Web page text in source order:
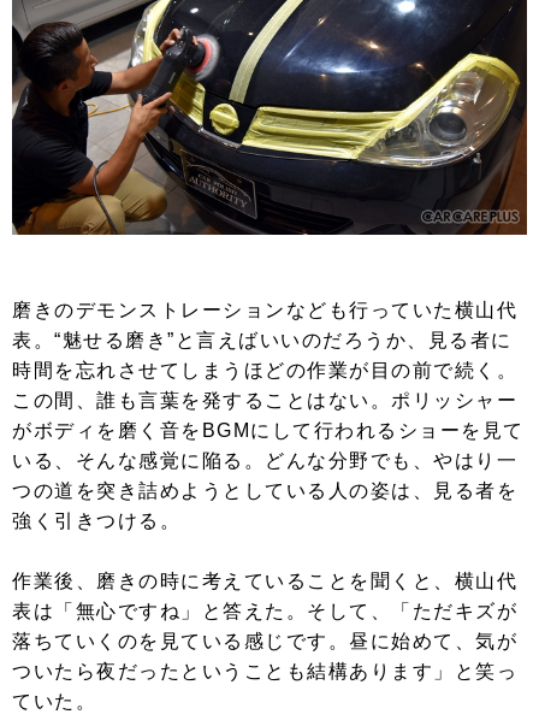
磨きのデモンストレーションなども行っていた横山代
表。“魅せる磨き”と言えばいいのだろうか、見る者に
時間を忘れさせてしまうほどの作業が目の前で続く。
この間、誰も言葉を発することはない。ポリッシャー
がボディを磨く音をBGMにして行われるショーを見て
いる、そんな感覚に陥る。どんな分野でも、やはり一
つの道を突き詰めようとしている人の姿は、見る者を
強く引きつける。
作業後、磨きの時に考えていることを聞くと、横山代
表は「無心ですね」と答えた。そして、「ただキズが
落ちていくのを見ている感じです。昼に始めて、気が
ついたら夜だったということも結構あります」と笑っ
ていた。